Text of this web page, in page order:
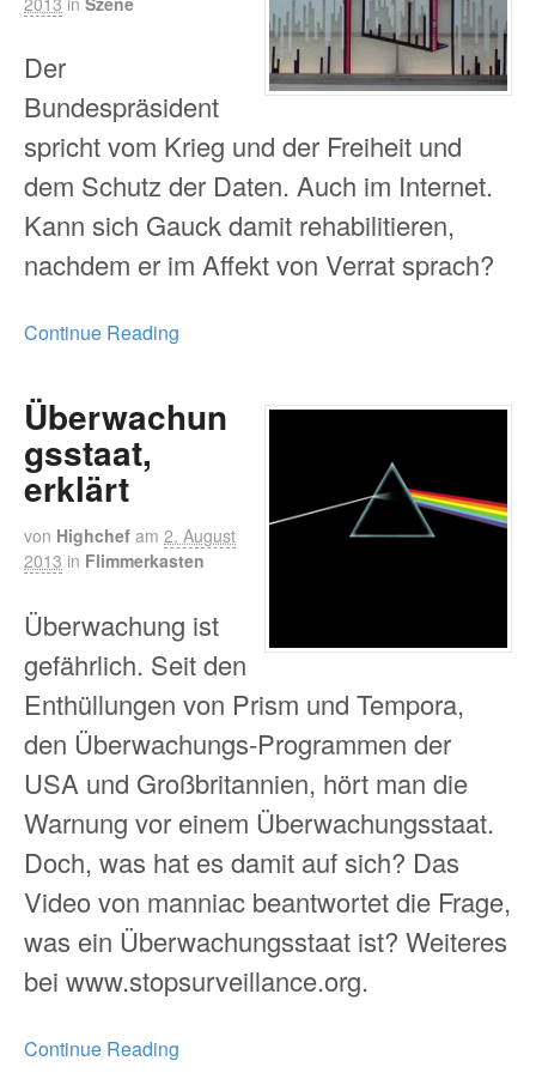
Der
Bundespräsident
spricht vom Krieg und der Freiheit und
dem Schutz der Daten. Auch im Internet.
Kann sich Gauck damit rehabilitieren,
nachdem er im Affekt von Verrat sprach?
Continue Reading
Überwachun
gsstaat,
erklärt
von Highchef am 2. August
2013 in Flimmerkasten
Überwachung ist
gefährlich. Seit den
Enthüllungen von Prism und Tempora,
den Überwachungs-Programmen der
USA und Großbritannien, hört man die
Warnung vor einem Überwachungsstaat.
Doch, was hat es damit auf sich? Das
Video von manniac beantwortet die Frage,
was ein Überwachungsstaat ist? Weiteres
bei www.stopsurveillance.org.
Continue Reading